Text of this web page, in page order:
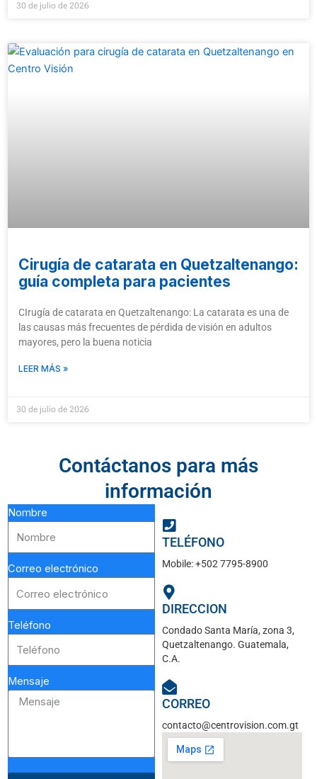
30 de julio de 2026
Cirugía de catarata en Quetzaltenango:
guía completa para pacientes
CIrugía de catarata en Quetzaltenango: La catarata es una de
las causas más frecuentes de pérdida de visión en adultos
mayores, pero la buena noticia
LEER MÁS »
30 de julio de 2026
Contáctanos para más
información
Nombre
Correo electrónico
Teléfono
Mensaje
TELÉFONO
Mobile: +502 7795-8900
DIRECCION
Condado Santa María, zona 3,
Quetzaltenango. Guatemala,
C.A.
CORREO
contacto@centrovision.com.gt